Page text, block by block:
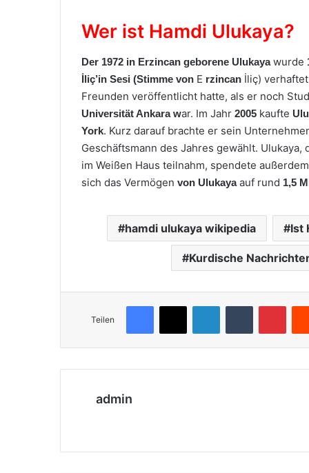
Wer ist Hamdi Ulukaya?
Der 1972 in Erzincan geborene Ulukayawurde
İliç’in Sesi (Stimme von E rzincan İliç)
Freunden veröffentlicht hatte, als er noch
Universität Ankara war. Im Jahr 2005 kaufte
York. Kurz darauf brachte er sein
Geschäftsmann des Jahres gewählt.
im Weißen Haus teilnahm, spendete
sich das Vermögen von Ulukayaauf rund 1,5
hamdi ulukaya wikipedia Ist
Kurdische
Teilen
admin
eit